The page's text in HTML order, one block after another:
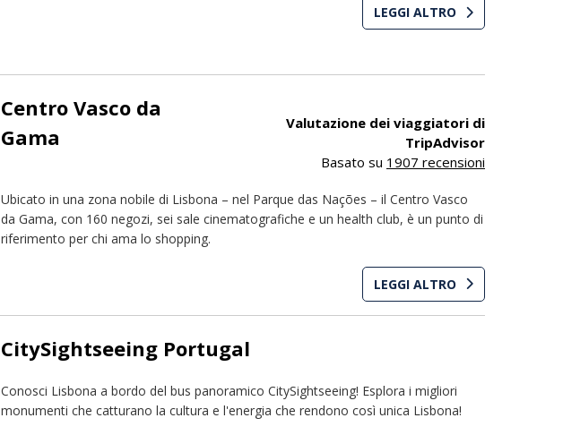
LEGGI ALTRO
Centro Vasco da
Gama
Valutazione dei viaggiatori di
TripAdvisor
Basato su 1907 recensioni
Ubicato in una zona nobile di Lisbona – nel Parque das Nações – il Centro Vasco
da Gama, con 160 negozi, sei sale cinematografiche e un health club, è un punto di
riferimento per chi ama lo shopping.
LEGGI ALTRO
CitySightseeing Portugal
Conosci Lisbona a bordo del bus panoramico CitySightseeing! Esplora i migliori
monumenti che catturano la cultura e l'energia che rendono così unica Lisbona!